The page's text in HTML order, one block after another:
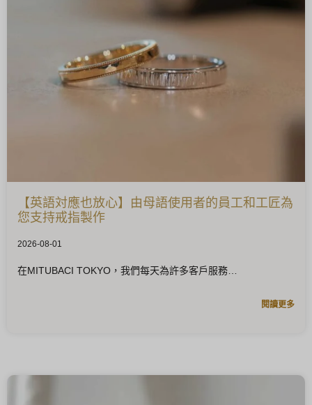
【英語対應也放心】由母語使用者的員工和工匠為
您支持戒指製作
2026-08-01
在MITUBACI TOKYO，我們每天為許多客戶服務
閱讀更多